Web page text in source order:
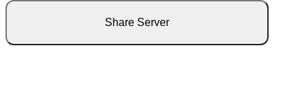
Share Server